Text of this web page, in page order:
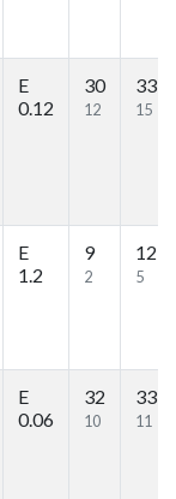
E
0.12
30
12
33
15
E
1.2
9
2
12
5
E
0.06
32
10
33
11